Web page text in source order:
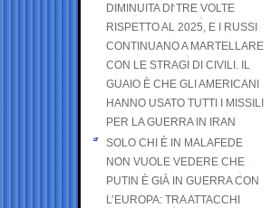
DIMINUITA DI TRE VOLTE
RISPETTO AL 2025, E I RUSSI
CONTINUANO A MARTELLARE
CON LE STRAGI DI CIVILI. IL
GUAIO È CHE GLI AMERICANI
HANNO USATO TUTTI I MISSILI
PER LA GUERRA IN IRAN
SOLO CHI È IN MALAFEDE
NON VUOLE VEDERE CHE
PUTIN È GIÀ IN GUERRA CON
L’EUROPA: TRA ATTACCHI